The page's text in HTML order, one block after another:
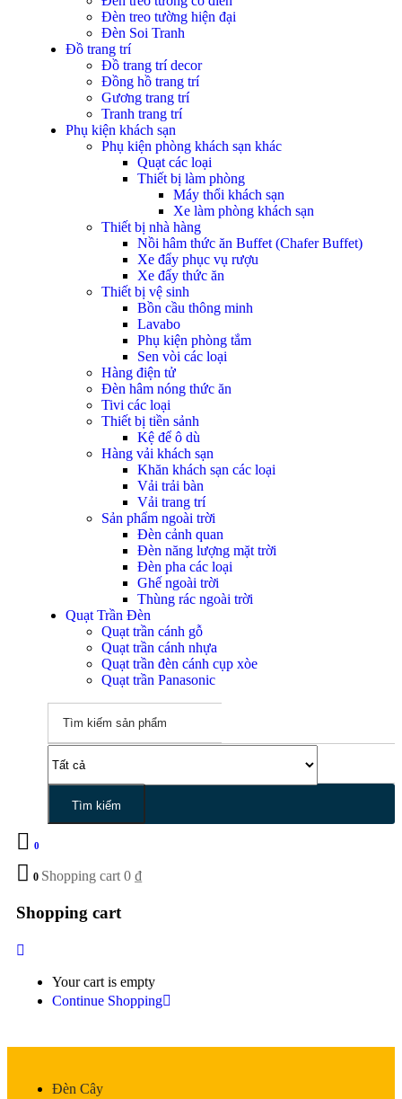
Đèn treo tường hiện đại
Đèn Soi Tranh
Đồ trang trí
Đồ trang trí decor
Đồng hồ trang trí
Gương trang trí
Tranh trang trí
Phụ kiện khách sạn
Phụ kiện phòng khách sạn khác
Quạt các loại
Thiết bị làm phòng
Máy thổi khách sạn
Xe làm phòng khách sạn
Thiết bị nhà hàng
Nồi hâm thức ăn Buffet (Chafer Buffet)
Xe đẩy phục vụ rượu
Xe đẩy thức ăn
Thiết bị vệ sinh
Bồn cầu thông minh
Lavabo
Phụ kiện phòng tắm
Sen vòi các loại
Hàng điện tử
Đèn hâm nóng thức ăn
Tivi các loại
Thiết bị tiền sảnh
Kệ để ô dù
Hàng vải khách sạn
Khăn khách sạn các loại
Vải trải bàn
Vải trang trí
Sản phẩm ngoài trời
Đèn cảnh quan
Đèn năng lượng mặt trời
Đèn pha các loại
Ghế ngoài trời
Thùng rác ngoài trời
Quạt Trần Đèn
Quạt trần cánh gỗ
Quạt trần cánh nhựa
Quạt trần đèn cánh cụp xòe
Quạt trần Panasonic
Tìm kiếm
0
0 Shopping cart 0 ₫
Shopping cart
Your cart is empty
Continue Shopping
Đèn Cây